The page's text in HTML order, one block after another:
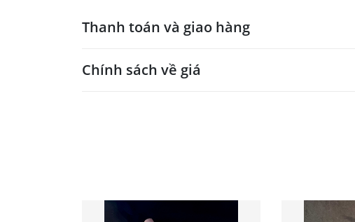
Thanh toán và giao hàng
Chính sách về giá